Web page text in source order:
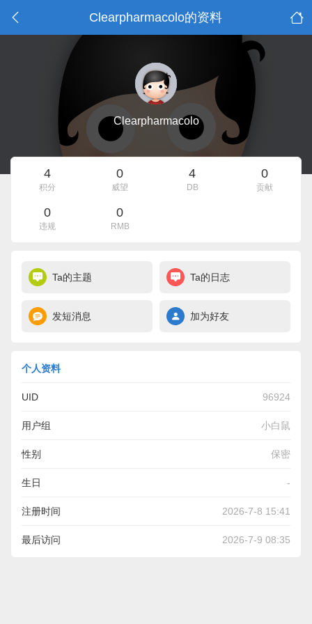
Clearpharmacolo的资料
Clearpharmacolo
4
积分
0
威望
4
DB
0
贡献
0
违规
0
RMB
Ta的主题 Ta的日志
发短消息 加为好友
个人资料
UID 96924
用户组 小白鼠
性别 保密
生日 -
注册时间 2026-7-8 15:41
最后访问 2026-7-9 08:35